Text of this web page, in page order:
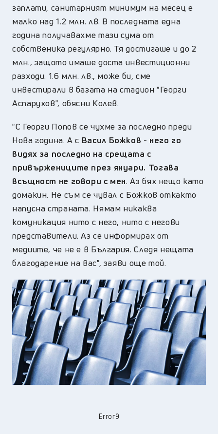
заплати, санитарният минимум на месец е
малко над 1.2 млн. лв. В последната една
година получавахме тази сума от
собственика регулярно. Тя достигаше и до 2
млн., защото имаше доста инвестиционни
разходи. 1.6 млн. лв., може би, сме
инвестирали в базата на стадион "Георги
Аспарухов", обясни Колев.
"С Георги Попов се чухме за последно преди
Нова година. А с Васил Божков - него го
видях за последно на срещата с
привържениците през януари. Тогава
всъщност не говори с мен. Аз бях нещо като
домакин. Не съм се чувал с Божков откакто
напусна страната. Нямам никаква
комуникация нито с него, нито с негови
представители. Аз се информирах от
медиите, че не е в България. Следя нещата
благодарение на вас", заяви още той.
Error9